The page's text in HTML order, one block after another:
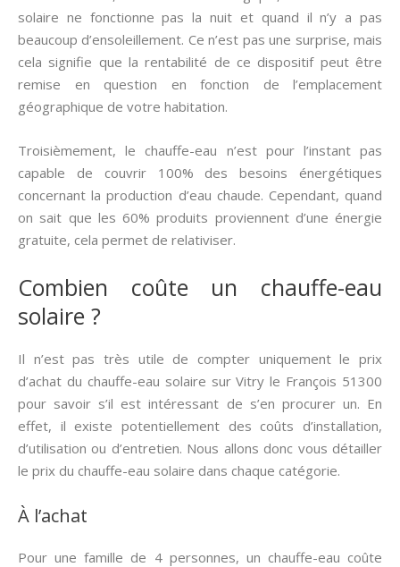
solaire ne fonctionne pas la nuit et quand il n’y a pas
beaucoup d’ensoleillement. Ce n’est pas une surprise, mais
cela signifie que la rentabilité de ce dispositif peut être
remise en question en fonction de l’emplacement
géographique de votre habitation.
Troisièmement, le chauffe-eau n’est pour l’instant pas
capable de couvrir 100% des besoins énergétiques
concernant la production d’eau chaude. Cependant, quand
on sait que les 60% produits proviennent d’une énergie
gratuite, cela permet de relativiser.
Combien coûte un chauffe-eau
solaire ?
Il n’est pas très utile de compter uniquement le prix
d’achat du chauffe-eau solaire sur Vitry le François 51300
pour savoir s’il est intéressant de s’en procurer un. En
effet, il existe potentiellement des coûts d’installation,
d’utilisation ou d’entretien. Nous allons donc vous détailler
le prix du chauffe-eau solaire dans chaque catégorie.
À l’achat
Pour une famille de 4 personnes, un chauffe-eau coûte